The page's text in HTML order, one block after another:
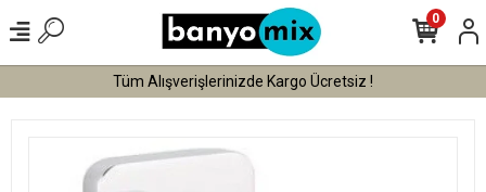
Tüm Alışverişlerinizde Kargo Ücretsiz !
0